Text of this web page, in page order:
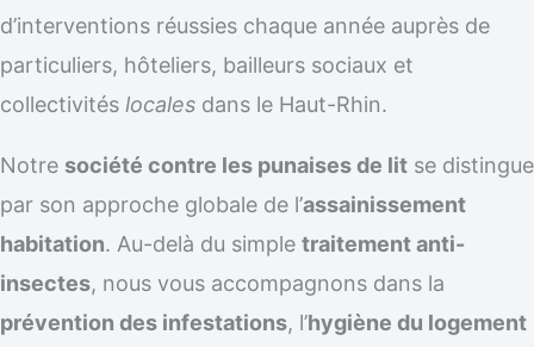
d’interventions réussies chaque année auprès de
particuliers, hôteliers, bailleurs sociaux et
collectivités locales dans le Haut-Rhin.
Notre société contre les punaises de lit se distingue
par son approche globale de l’assainissement
habitation. Au-delà du simple traitement anti-
insectes, nous vous accompagnons dans la
prévention des infestations, l’hygiène du logement